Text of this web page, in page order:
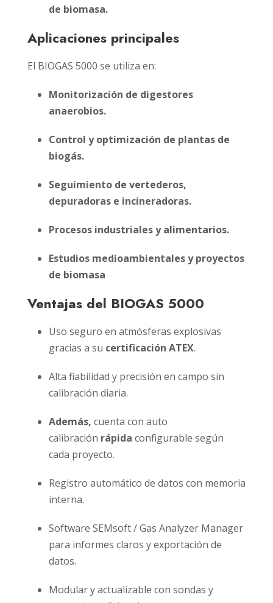
de biomasa.
Aplicaciones principales
El BIOGAS 5000 se utiliza en:
Monitorización de digestores
anaerobios.
Control y optimización de plantas de
biogás.
Seguimiento de vertederos,
depuradoras e incineradoras.
Procesos industriales y alimentarios.
Estudios medioambientales y proyectos
de biomasa
Ventajas del BIOGAS 5000
Uso seguro en atmósferas explosivas
gracias a su certificación ATEX.
Alta fiabilidad y precisión en campo sin
calibración diaria.
Además, cuenta con auto
calibración rápida configurable según
cada proyecto.
Registro automático de datos con memoria
interna.
Software SEMsoft / Gas Analyzer Manager
para informes claros y exportación de
datos.
Modular y actualizable con sondas y